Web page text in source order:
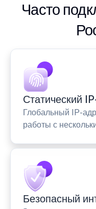
Часто
Статический
Глобальный IP-
работы с
Безопасный